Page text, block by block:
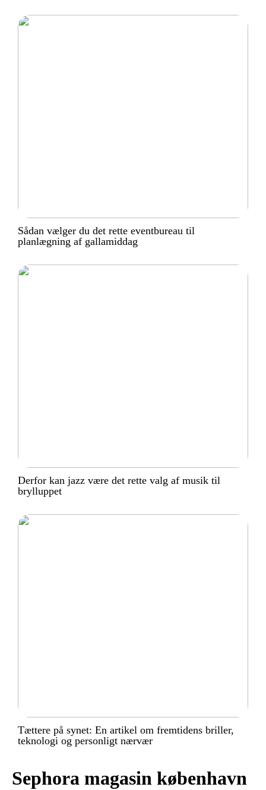
Sådan vælger du det rette eventbureau til
planlægning af gallamiddag
Derfor kan jazz være det rette valg af musik til
brylluppet
Tættere på synet: En artikel om fremtidens briller,
teknologi og personligt nærvær
Sephora magasin københavn